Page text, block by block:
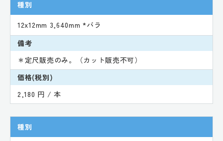
種別
12x12mm 3,640mm *バラ
備考
＊定尺販売のみ。（カット販売不可）
価格(税別)
2,180 円 / 本
種別